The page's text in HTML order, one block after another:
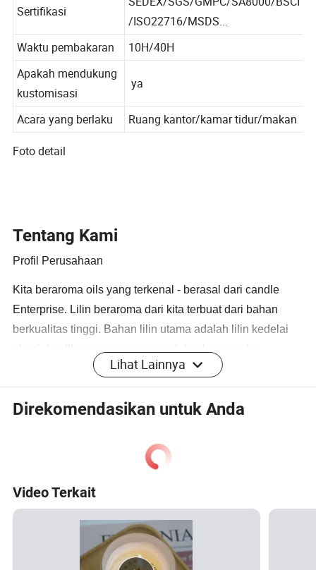
SEDEX/SGS/GMPC/SA8000/BSCI
/ISO22716/MSDS...
Waktu pembakaran
10H/40H
Apakah mendukung
kustomisasi
Acara yang berlaku Ruang kantor/kamar tidur/makan
Foto detail
Tentang Kami
Profil Perusahaan
Kita beraroma oils yang terkenal - berasal dari candle
Enterprise. Lilin beraroma dari kita terbuat dari bahan
berkualitas tinggi. Bahan lilin utama adalah lilin kedelai
terbakar dengan stabil.
Dalam hal wewangian yang , kami memiliki wangi
beragam aroma yang memikat, seperti wewangian rasa
wewangian laut segar, dll. untuk memenuhi preferensi
pabrik yang berbeda dari konsumen.
Proses produksi kami sungguh indah, dan ada
Lihat Lainnya
Direkomendasikan untuk Anda
Video Terkait